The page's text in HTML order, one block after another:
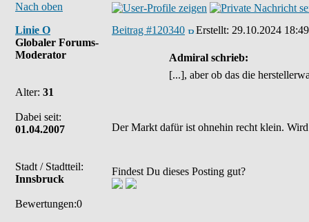
Nach oben
Linie O
Globaler Forums-
Moderator
Alter: 31
Dabei seit:
01.04.2007
Stadt / Stadtteil:
Innsbruck
Bewertungen:0
Beitrag #120340 Erstellt: 29.10.2024 18:49
Admiral schrieb:
[...], aber ob das die
Der Markt dafür ist ohnehin recht klein.
Findest Du dieses Posting gut?